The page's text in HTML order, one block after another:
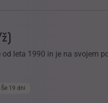
od leta 1990 in je na svojem
Še 19 dni